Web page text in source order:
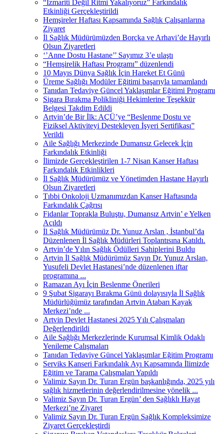
“İzmariti Değil Ritmi Yakalıyoruz” Farkındalık
Etkinliği Gerçekleştirildi
Hemşireler Haftası Kapsamında Sağlık Çalışanlarına
Ziyaret
İl Sağlık Müdürümüzden Borçka ve Arhavi’de Hayırlı
Olsun Ziyaretleri
‘’Anne Dostu Hastane’’ Sayımız 3’e ulaştı
“Hemşirelik Haftası Programı” düzenlendi
10 Mayıs Dünya Sağlık İçin Hareket Et Günü
Üreme Sağlığı Modüler Eğitimi başarıyla tamamlandı
Tanıdan Tedaviye Güncel Yaklaşımlar Eğitimi Programı
Sigara Bırakma Polikliniği Hekimlerine Teşekkür
Belgesi Takdim Edildi
Artvin’de Bir İlk: AÇÜ’ye “Beslenme Dostu ve
Fiziksel Aktiviteyi Destekleyen İşyeri Sertifikası”
Verildi
Aile Sağlığı Merkezinde Dumansız Gelecek İçin
Farkındalık Etkinliği
İlimizde Gerçekleştirilen 1-7 Nisan Kanser Haftası
Farkındalık Etkinlikleri
İl Sağlık Müdürümüz ve Yönetimden Hastane Hayırlı
Olsun Ziyaretleri
Tıbbi Onkoloji Uzmanımızdan Kanser Haftasında
Farkındalık Çağrısı
Fidanlar Toprakla Buluştu, Dumansız Artvin’ e Yelken
Açıldı
İl Sağlık Müdürümüz Dr. Yunuz Arslan , İstanbul’da
Düzenlenen İl Sağlık Müdürleri Toplantısına Katıldı.
Artvin’de Yılın Sağlık Ödülleri Sahiplerini Buldu
Artvin İl Sağlık Müdürümüz Sayın Dr. Yunuz Arslan,
Yusufeli Devlet Hastanesi’nde düzenlenen iftar
programına ...
Ramazan Ayı İçin Beslenme Önerileri
9 Şubat Sigarayı Bırakma Günü dolayısıyla İl Sağlık
Müdürlüğümüz tarafından Artvin Atabarı Kayak
Merkezi’nde ...
Artvin Devlet Hastanesi 2025 Yılı Çalışmaları
Değerlendirildi
Aile Sağlığı Merkezlerinde Kurumsal Kimlik Odaklı
Yenileme Çalışmaları
Tanıdan Tedaviye Güncel Yaklaşımlar Eğitim Programı
Serviks Kanseri Farkındalık Ayı Kapsamında İlimizde
Eğitim ve Tarama Çalışmaları Yapıldı
Valimiz Sayın Dr. Turan Ergün başkanlığında, 2025 yılı
sağlık hizmetlerinin değerlendirilmesine yönelik ...
Valimiz Sayın Dr. Turan Ergün’ den Sağlıklı Hayat
Merkezi’ne Ziyaret
Valimiz Sayın Dr. Turan Ergün Sağlık Kompleksimize
Ziyaret Gerçekleştirdi